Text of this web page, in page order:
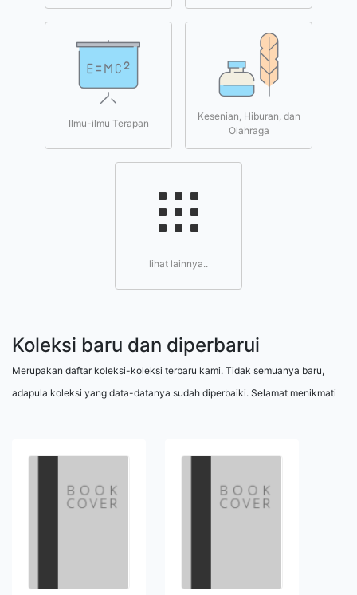
Ilmu-ilmu Terapan
Kesenian, Hiburan, dan
Olahraga
lihat lainnya..
Koleksi baru dan diperbarui
Merupakan daftar koleksi-koleksi terbaru kami. Tidak semuanya baru,
adapula koleksi yang data-datanya sudah diperbaiki. Selamat menikmati